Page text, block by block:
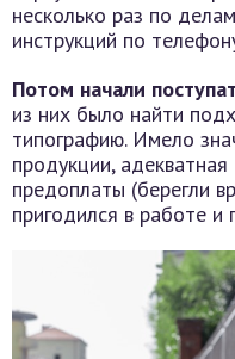
несколько раз по
инструкций по
Потом начали
из них было найти
типографию. Имело
продукции,
предоплаты (берегли
пригодился в работе и